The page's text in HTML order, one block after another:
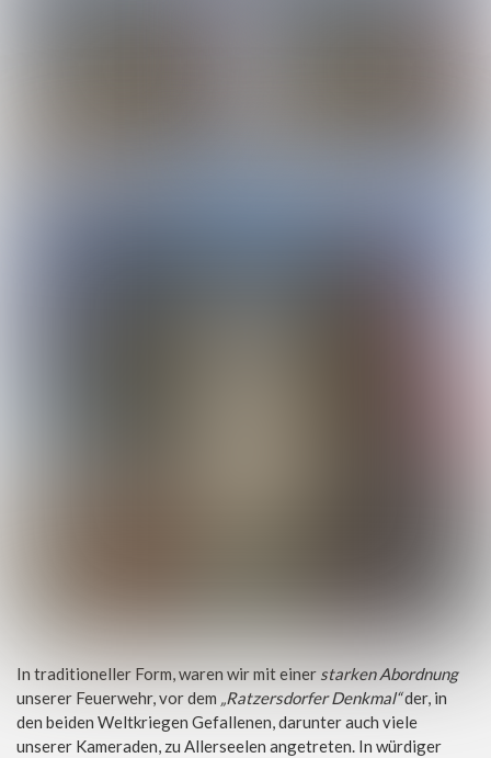
In traditioneller Form, waren wir mit einer starken Abordnung
unserer Feuerwehr, vor dem „Ratzersdorfer Denkmal“der, in
den beiden Weltkriegen Gefallenen, darunter auch viele
unserer Kameraden, zu Allerseelen angetreten. In würdiger